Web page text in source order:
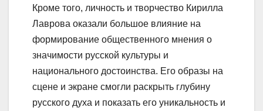
Кроме того, личность и творчество Кирилла
Лаврова оказали большое влияние на
формирование общественного мнения о
значимости русской культуры и
национального достоинства. Его образы на
сцене и экране смогли раскрыть глубину
русского духа и показать его уникальность и